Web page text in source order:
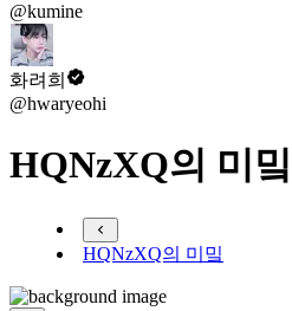
@kumine
화려희
@hwaryeohi
HQNzXQ의 미밐
HQNzXQ의 미밐